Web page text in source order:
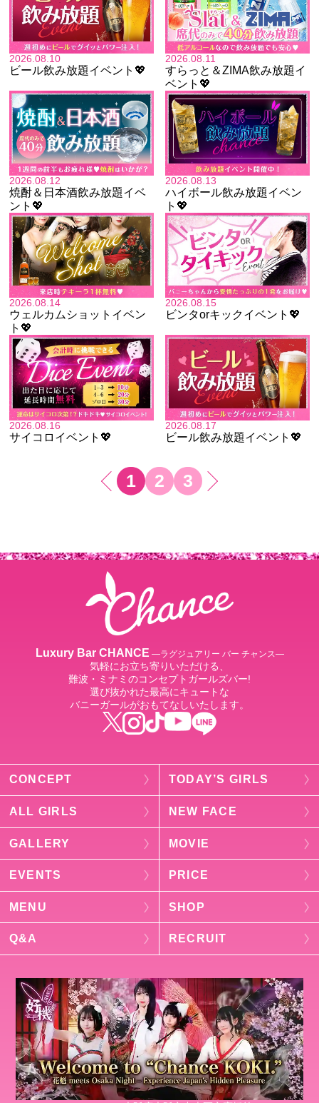
2026.08.10
ビール飲み放題イベント💖
2026.08.11
すらっと＆ZIMA飲み放題イ
ベント💖
2026.08.12
焼酎＆日本酒飲み放題イベ
ント💖
2026.08.13
ハイボール飲み放題イベン
ト💖
2026.08.14
ウェルカムショットイベン
ト💖
2026.08.15
ビンタorキックイベント💖
2026.08.16
サイコロイベント💖
2026.08.17
ビール飲み放題イベント💖
1 2 3
Luxury Bar CHANCE ―ラグジュアリー バー チャンス―
気軽にお立ち寄りいただける、
難波・ミナミのコンセプトガールズバー!
選び抜かれた最高にキュートな
バニーガールがおもてなしいたします。
CONCEPT TODAY’S GIRLS
ALL GIRLS NEW FACE
GALLERY MOVIE
EVENTS PRICE
MENU SHOP
Q&A RECRUIT